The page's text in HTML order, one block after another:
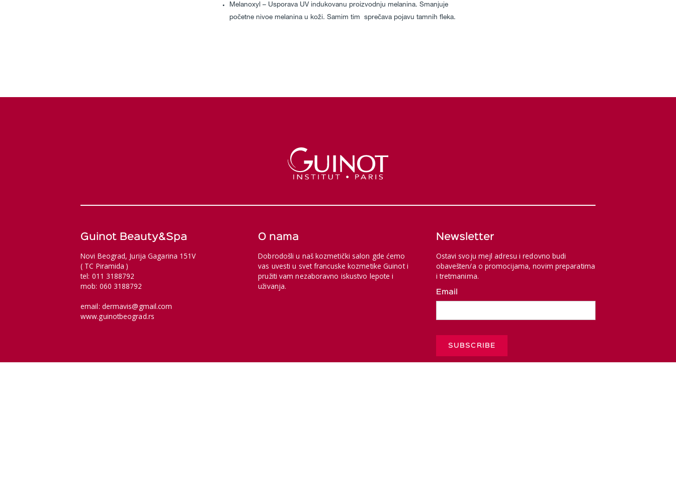
Melanoxyl – Usporava UV indukovanu proizvodnju melanina. Smanjuje
početne nivoe melanina u koži. Samim tim sprečava pojavu tamnih fleka.
Guinot Beauty&Spa
Novi Beograd, Jurija Gagarina 151V
( TC Piramida )
tel: 011 3188792
mob: 060 3188792
email: dermavis@gmail.com
www.guinotbeograd.rs
O nama
Dobrodošli u naš kozmetički salon gde ćemo
vas uvesti u svet francuske kozmetike Guinot i
pružiti vam nezaboravno iskustvo lepote i
uživanja.
Newsletter
Ostavi svoju mejl adresu i redovno budi
obavešten/a o promocijama, novim preparatima
i tretmanima.
Email